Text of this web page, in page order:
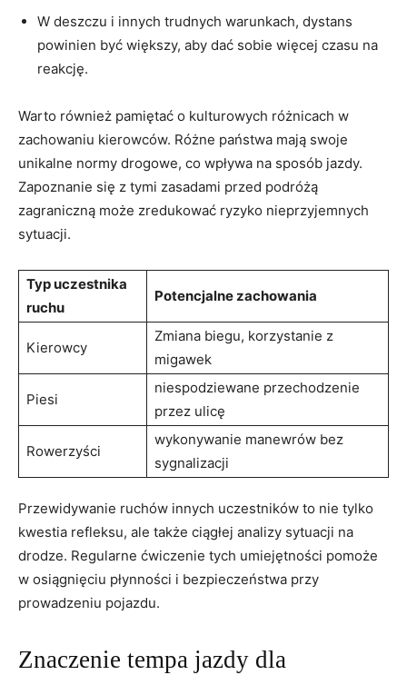
W deszczu i innych trudnych warunkach, dystans
powinien być większy, aby dać sobie więcej czasu na
reakcję.
Warto również pamiętać o kulturowych różnicach w
zachowaniu kierowców. Różne państwa mają swoje
unikalne normy drogowe, co wpływa na sposób jazdy.
Zapoznanie się z tymi zasadami przed podróżą
zagraniczną może zredukować ryzyko nieprzyjemnych
sytuacji.
Typ uczestnika
ruchu
Potencjalne zachowania
Kierowcy
Zmiana biegu, korzystanie z
migawek
Piesi
niespodziewane przechodzenie
przez ulicę
Rowerzyści
wykonywanie manewrów bez
sygnalizacji
Przewidywanie ruchów innych uczestników to nie tylko
kwestia refleksu, ale także ciągłej analizy sytuacji na
drodze. Regularne ćwiczenie tych umiejętności pomoże
w osiągnięciu płynności i bezpieczeństwa przy
prowadzeniu pojazdu.
Znaczenie tempa jazdy dla